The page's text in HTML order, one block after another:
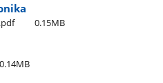
0.15MB
0.14MB